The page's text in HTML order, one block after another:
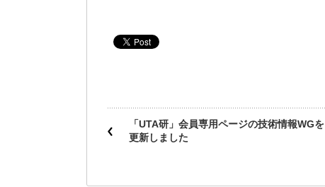
「UTA研」会員専用ページの技術情報WGを
更新しました